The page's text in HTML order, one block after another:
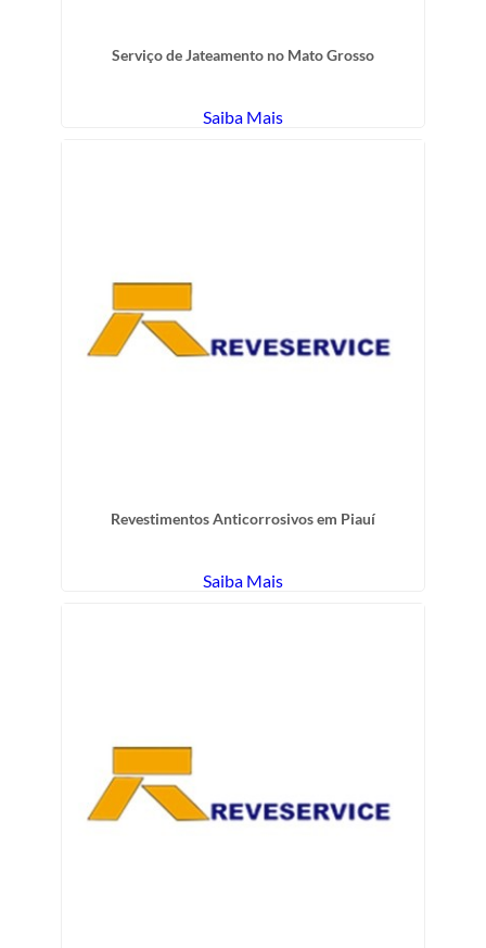
Serviço de Jateamento no Mato Grosso
Saiba Mais
Revestimentos Anticorrosivos em Piauí
Saiba Mais